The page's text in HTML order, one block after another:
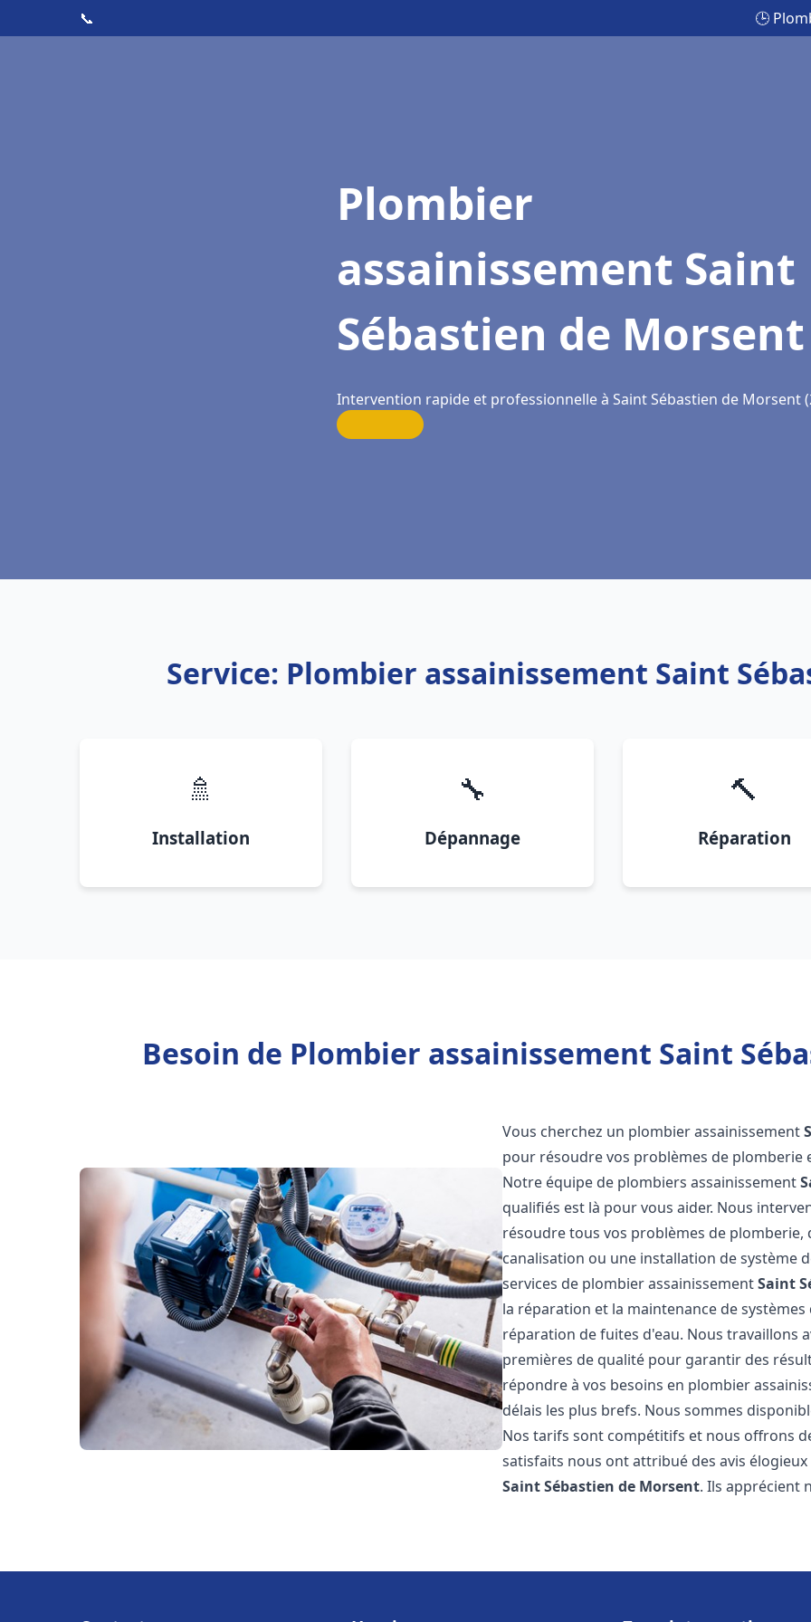
📞 🕒
Plombier
assainissement Saint
Sébastien de Morsent
Intervention rapide et professionnelle à Saint Sébastien de Morsent
Service: Plombier assainissement Saint
🚿
Installation
🔧
Dépannage
🔨
Réparation
Besoin de Plombier assainissement Saint
Vous cherchez un plombier assainissement
pour résoudre vos problèmes de plomberie
Notre équipe de plombiers assainissement
qualifiés est là pour vous aider. Nous
résoudre tous vos problèmes de
canalisation ou une installation de système
services de plombier assainissementSaint
la réparation et la maintenance de
réparation de fuites d'eau. Nous travaillons
premières de qualité pour garantir des
répondre à vos besoins en plombier
délais les plus brefs. Nous sommes
Nos tarifs sont compétitifs et nous offrons
satisfaits nous ont attribué des avis
Saint Sébastien de Morsent. Ils apprécient